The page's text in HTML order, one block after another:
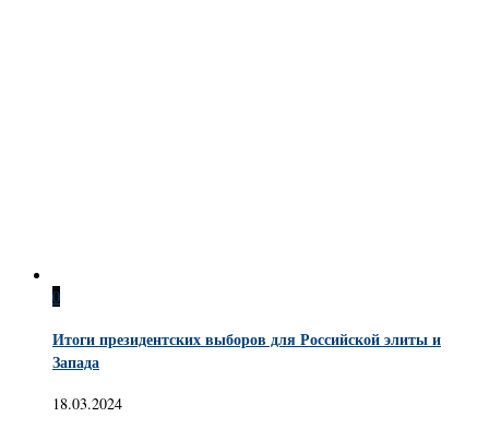
0
Итоги президентских выборов для Российской элиты и
Запада
18.03.2024